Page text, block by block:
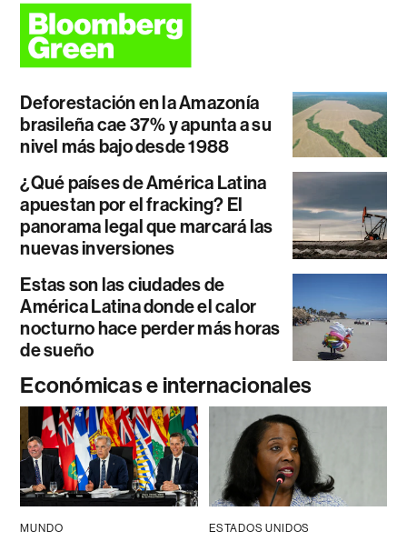
Deforestación en la Amazonía
brasileña cae 37% y apunta a su
nivel más bajo desde 1988
¿Qué países de América Latina
apuestan por el fracking? El
panorama legal que marcará las
nuevas inversiones
Estas son las ciudades de
América Latina donde el calor
nocturno hace perder más horas
de sueño
Económicas e internacionales
MUNDO ESTADOS UNIDOS